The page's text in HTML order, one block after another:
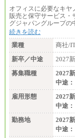
オフィスに必要なキ
販売と保守サービス・
グジャパングループ
続きを読む
業種
商社/
新卒／中途
2027
募集職種
2027
中途：
雇用形態
2027
中途：
勤務地
2027
中途：